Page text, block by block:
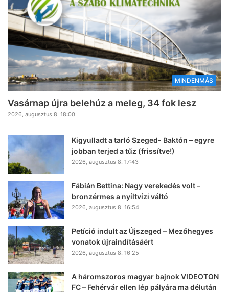
MINDENMÁS
Vasárnap újra belehúz a meleg, 34 fok lesz
2026, augusztus 8. 18:00
Kigyulladt a tarló Szeged- Baktón – egyre
jobban terjed a tűz (frissítve!)
2026, augusztus 8. 17:43
Fábián Bettina: Nagy verekedés volt –
bronzérmes a nyíltvízi váltó
2026, augusztus 8. 16:54
Petíció indult az Újszeged – Mezőhegyes
vonatok újraindításáért
2026, augusztus 8. 16:25
A háromszoros magyar bajnok VIDEOTON
FC – Fehérvár ellen lép pályára ma délután